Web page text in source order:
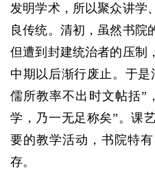
发明学术，所以聚众讲学
良传统。清初，虽然书院
但遭到封建统治者的压制
中期以后渐行废止。于
儒所教率不出时文帖括”
学，乃一无足称矣”。课
要的教学活动，书院特
存。